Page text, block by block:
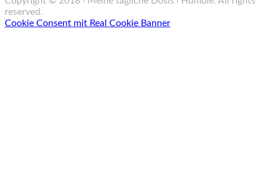
reserved.
Cookie Consent mit Real Cookie Banner